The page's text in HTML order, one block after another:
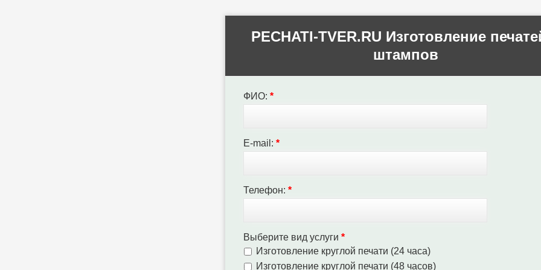
PECHATI-TVER.RU Изготовление
штампов
ФИО: *
E-mail: *
Телефон: *
Выберите вид услуги *
Изготовление круглой печати (24 часа)
Изготовление круглой печати (48 часов)